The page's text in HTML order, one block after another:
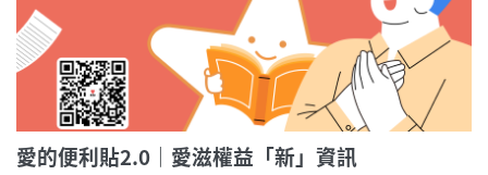
愛的便利貼2.0｜愛滋權益「新」資訊